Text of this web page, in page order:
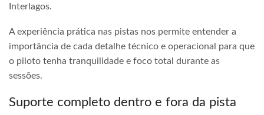
Interlagos.
A experiência prática nas pistas nos permite entender a
importância de cada detalhe técnico e operacional para que
o piloto tenha tranquilidade e foco total durante as
sessões.
Suporte completo dentro e fora da pista